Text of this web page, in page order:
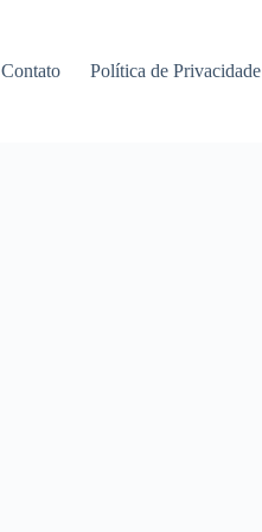
Contato Política de Privacidade